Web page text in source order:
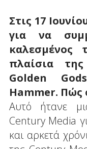
Στις 17
για να
πλαίσια
Golden
Hammer. Πώς
Αυτό ήτανε
Century Media
και αρκετά